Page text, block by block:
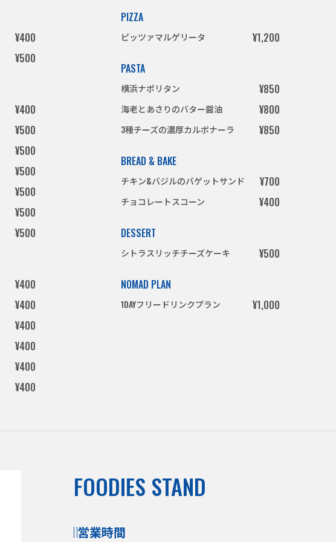
¥400
¥500
¥400
¥500
¥500
¥500
¥500
¥500
¥500
¥400
¥400
¥400
¥400
¥400
¥400
PIZZA
ピッツァマルゲリータ ¥1,200
PASTA
横浜ナポリタン ¥850
海老とあさりのバター醤油 ¥800
3種チーズの濃厚カルボナーラ ¥850
BREAD & BAKE
チキン&バジルのバゲットサンド ¥700
チョコレートスコーン ¥400
DESSERT
シトラスリッチチーズケーキ ¥500
NOMAD PLAN
1DAYフリードリンクプラン ¥1,000
FOODIES STAND
営業時間